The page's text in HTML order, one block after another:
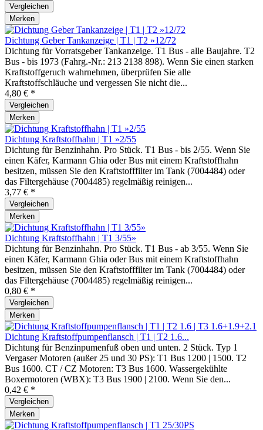
Vergleichen
Merken
Dichtung Geber Tankanzeige | T1 | T2 »12/72
Dichtung für Vorratsgeber Tankanzeige. T1 Bus - alle Baujahre. T2
Bus - bis 1973 (Fahrg.-Nr.: 213 2138 898). Wenn Sie einen starken
Kraftstoffgeruch wahrnehmen, überprüfen Sie alle
Kraftstoffschläuche und vergessen Sie nicht die...
4,80 € *
Vergleichen
Merken
Dichtung Kraftstoffhahn | T1 »2/55
Dichtung für Benzinhahn. Pro Stück. T1 Bus - bis 2/55. Wenn Sie
einen Käfer, Karmann Ghia oder Bus mit einem Kraftstoffhahn
besitzen, müssen Sie den Kraftstofffilter im Tank (7004484) oder
das Filtergehäuse (7004485) regelmäßig reinigen...
3,77 € *
Vergleichen
Merken
Dichtung Kraftstoffhahn | T1 3/55»
Dichtung für Benzinhahn. Pro Stück. T1 Bus - ab 3/55. Wenn Sie
einen Käfer, Karmann Ghia oder Bus mit einem Kraftstoffhahn
besitzen, müssen Sie den Kraftstofffilter im Tank (7004484) oder
das Filtergehäuse (7004485) regelmäßig reinigen...
0,80 € *
Vergleichen
Merken
Dichtung Kraftstoffpumpenflansch | T1 | T2 1.6...
Dichtung für Benzinpumenfuß oben und unten. 2 Stück. Typ 1
Vergaser Motoren (außer 25 und 30 PS): T1 Bus 1200 | 1500. T2
Bus 1600. CT / CZ Motoren: T3 Bus 1600. Wassergekühlte
Boxermotoren (WBX): T3 Bus 1900 | 2100. Wenn Sie den...
0,42 € *
Vergleichen
Merken